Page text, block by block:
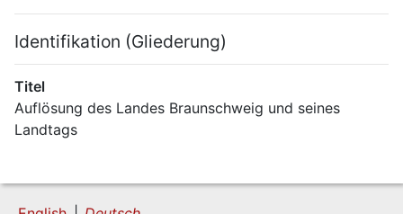
Identifikation (Gliederung)
Titel
Auflösung des Landes Braunschweig und seines
Landtags